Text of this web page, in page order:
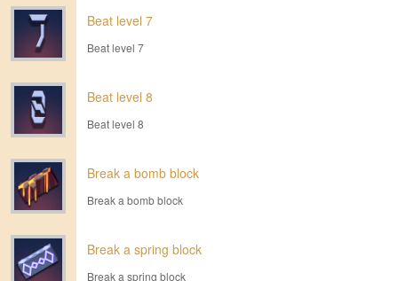
Beat level 7
Beat level 7
Beat level 8
Beat level 8
Break a bomb block
Break a bomb block
Break a spring block
Break a spring block